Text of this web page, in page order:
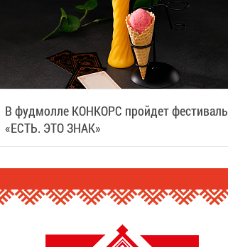
В фудмолле КОНКОРС пройдет фестиваль
«ЕСТЬ. ЭТО ЗНАК»